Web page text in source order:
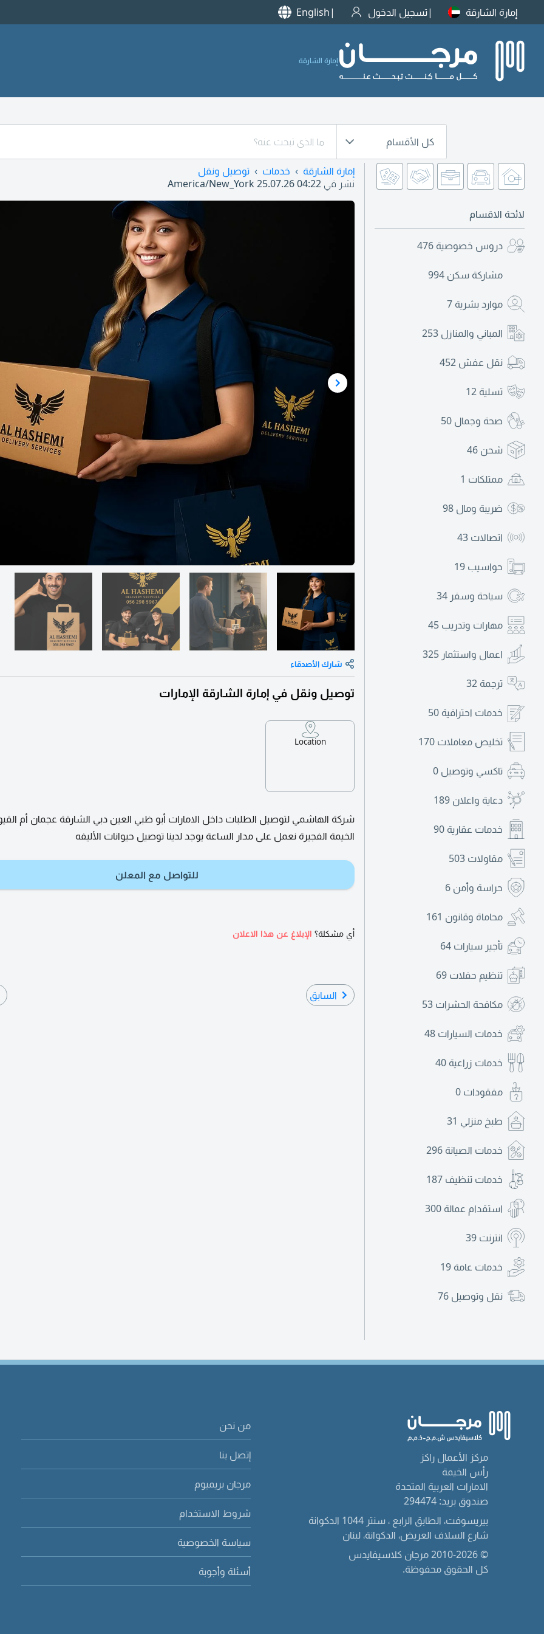
إمارة الشارقة تسجيل الدخول English
إمارة الشارقة
كل الأقسام
لائحة الاقسام
دروس خصوصية 476
مشاركة سكن 994
موارد بشرية 7
المباني والمنازل 253
نقل عفش 452
تسلية 12
صحة وجمال 50
شحن 46
ممتلكات 1
ضريبة ومال 98
اتصالات 43
حواسيب 19
سياحة وسفر 34
مهارات وتدريب 45
اعمال واستثمار 325
ترجمة 32
خدمات احترافية 50
تخليص معاملات 170
تاكسي وتوصيل 0
دعاية واعلان 189
خدمات عقارية 90
مقاولات 503
حراسة وأمن 6
محاماة وقانون 161
تأجير سيارات 64
تنظيم حفلات 69
مكافحة الحشرات 53
خدمات السيارات 48
خدمات زراعية 40
مفقودات 0
طبخ منزلي 31
خدمات الصيانة 296
خدمات تنظيف 187
استقدام عمالة 300
انترنت 39
خدمات عامة 19
نقل وتوصيل 76
إمارة الشارقة خدمات
توصيل ونقل
نشر في 25.07.26 04:22
شارك الأصدقاء
توصيل ونقل في إمارة الشارقة الإمارات
Location
شركة الهاشمي لتوصيل الطلبات داخل الامارات أبو ظبي العين دبي الشارقة عجمان أم
الخيمة الفجيرة نعمل على مدار الساعة يوجد لدينا توصيل حيوانات الأليفه
للتواصل مع المعلن
أي مشكلة؟ الإبلاغ عن هذا الاعلان
السابق
مركز الأعمال راكز
رأس الخيمة
الامارات العربية المتحدة
صندوق بريد: 294474
بيريسوفت، الطابق الرابع ، سنتر 1044 الدكوانة
شارع السلاف العريض، الدكوانة، لبنان
© 2010-2026 مرجان كلاسيفايدس
كل الحقوق محفوظة.
من نحن
إتصل بنا
مرجان بريميوم
شروط الاستخدام
سياسة الخصوصية
أسئلة وأجوبة